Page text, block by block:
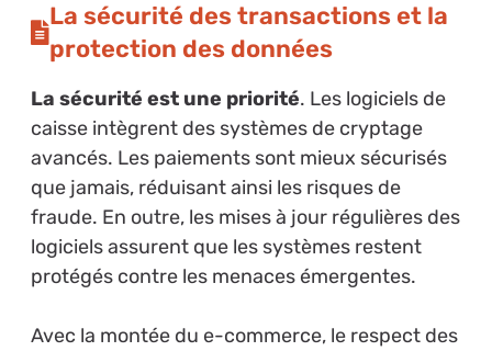
La sécurité des transactions et la
protection des données
La sécurité est une priorité. Les logiciels de
caisse intègrent des systèmes de cryptage
avancés. Les paiements sont mieux sécurisés
que jamais, réduisant ainsi les risques de
fraude. En outre, les mises à jour régulières des
logiciels assurent que les systèmes restent
protégés contre les menaces émergentes.
Avec la montée du e-commerce, le respect des